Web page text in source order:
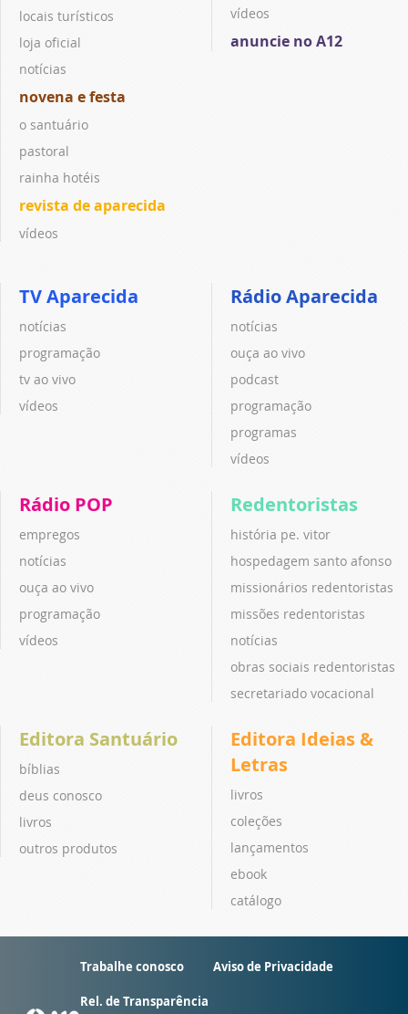
locais turísticos
loja oficial
notícias
novena e festa
o santuário
pastoral
rainha hotéis
revista de aparecida
vídeos
vídeos
anuncie no A12
TV Aparecida
notícias
programação
tv ao vivo
vídeos
Rádio Aparecida
notícias
ouça ao vivo
podcast
programação
programas
vídeos
Rádio POP
empregos
notícias
ouça ao vivo
programação
vídeos
Redentoristas
história pe. vitor
hospedagem santo afonso
missionários redentoristas
missões redentoristas
notícias
obras sociais redentoristas
secretariado vocacional
Editora Santuário
bíblias
deus conosco
livros
outros produtos
Editora Ideias &
Letras
livros
coleções
lançamentos
ebook
catálogo
Trabalhe conosco Aviso de Privacidade
Rel. de Transparência